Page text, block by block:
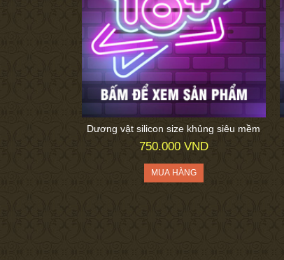
Dương vật silicon size khủng siêu mềm
750.000 VND